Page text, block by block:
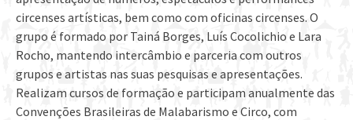
circenses artísticas, bem como com oficinas circenses. O
grupo é formado por Tainá Borges, Luís Cocolichio e Lara
Rocho, mantendo intercâmbio e parceria com outros
grupos e artistas nas suas pesquisas e apresentações.
Realizam cursos de formação e participam anualmente das
Convenções Brasileiras de Malabarismo e Circo, com